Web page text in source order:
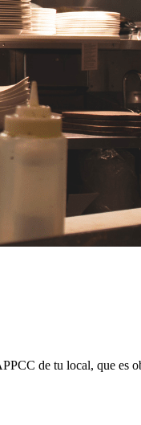
de tu local, que es